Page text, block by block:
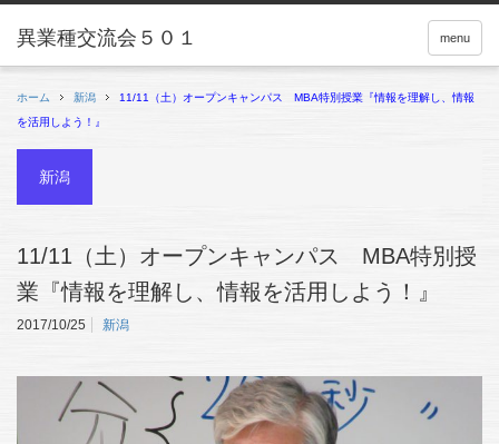
menu
ホーム 新潟
11/11（土）オープンキャンパス MBA特別授業『情報を理解し、情報
を活用しよう！』
新潟
11/11（土）オープンキャンパス MBA特別授
業『情報を理解し、情報を活用しよう！』
2017/10/25 新潟